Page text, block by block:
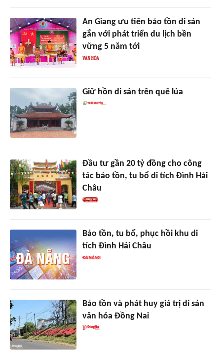
An Giang ưu tiên bảo tồn di sản
gắn với phát triển du lịch bền
vững 5 năm tới
Giữ hồn di sản trên quê lúa
Đầu tư gần 20 tỷ đồng cho công
tác bảo tồn, tu bổ di tích Đình Hải
Châu
Bảo tồn, tu bổ, phục hồi khu di
tích Đình Hải Châu
Bảo tồn và phát huy giá trị di sản
văn hóa Ðồng Nai